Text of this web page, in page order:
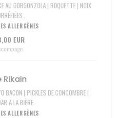
AU GORGONZOLA | ROQUETTE | NOIX
.
ALLERGÈNES
EUR
Rikain
BACON | PICKLES DE CONCOMBRE |
A LA BIÈRE.
ALLERGÈNES